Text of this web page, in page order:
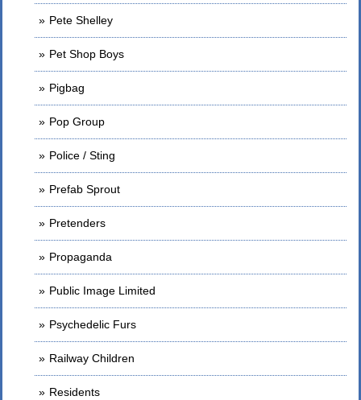
Pete Shelley
Pet Shop Boys
Pigbag
Pop Group
Police / Sting
Prefab Sprout
Pretenders
Propaganda
Public Image Limited
Psychedelic Furs
Railway Children
Residents